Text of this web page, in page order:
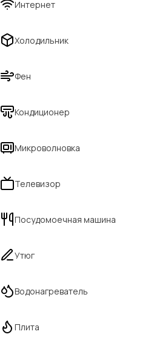
Интернет
Холодильник
Фен
Кондиционер
Микроволновка
Телевизор
Посудомоечная машина
Утюг
Водонагреватель
Плита